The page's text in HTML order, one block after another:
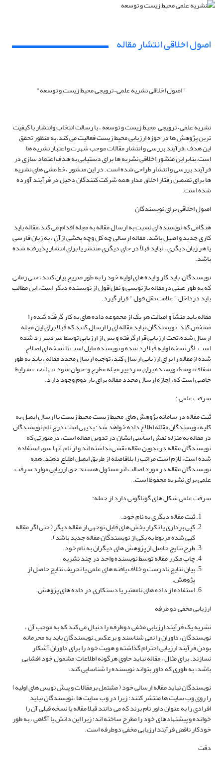
اصول اخلاقی انتشار مقاله
" اصول اخلاقی نشریه علمی – ترویجی محیط زیست و توسعه"
نشریه علمی – ترویجی محیط زیست و توسعه ، با رسالت انتخاب وانتشار با کیفیت
ترین پژوهش ها در حوزه ارزیابی محیط زیست فعالیت می کند.به منظور تحقق
این هدف ،فرآیند بررسی و انتشار مقالات موجب شهرت و اعتبار نشریه ها
است.بنابراین منشور اخلاقی نشریه ها برای دستیابی به هدف اعتماد سازی در
فرآیند بررسی و انتشار طراحی شده است. در این منشور ،خط مشی های نشریه
ها برای تضمین رفتار اخلاق مدار همه شرکت کنندگان دخیل در فرآیند آورده
شده است.
اصول اخلاقی برای نویسندگان
هنگامی که نویسنده ای نسبت به ارسال مقاله به مجله اقدام می کند،مقاله باید
کاری جدید و اصیل باشد. مقاله ارسالی چه کل وچه بخشی ازآن ، به زبان فارسی
یا هر زبان دیگری ، نباید قبلاً در جای دیگری منتشر یا برای انتشار پذیرفته شده
باشد.
نویسندگان باید کار و ایده های اولیه خود را به طور صریح بیان کنند، حتی زمانی
که به طور عینی درمقاله بازنویسی و نقل قول از نویسنده دیگر است، این مطالب
باید درداخل " علامت نقل قول " قرار گیرد.
مقاله باید منشأ و اصالت هر یک از مجموعه داده های به کار گرفته شده را
مشخص کند. نویسندگان نباید مقاله ای را ارسال کنند که قبلا برای این مجله
ارسال شده،تحت ارزیابی قرارگرفته و پس از ارزیابی توسط سردبیر رد شده
است. اگر نسخه اولیه قبلا رد شده و نویسنده مایل است تا نسخه ای اصلاح
شده ازمقاله را برای ارزیابی ارسال کند، توجیه ارسال مجدد مقاله ، باید به طور
شفاف توسط نویسنده برای سردبیر مجله مطرح و عنوان شود.تنها تحت شرایط
خاصی است که، اجازه ارسال مجدد مقاله برای بار دوم وجود دارد.
سرقت علمی :
ثبت مقاله در سامانه پژوهش های محیط زیست محیط زیست با ارسال ایمیل به
کلیه نویسندگان مقاله اطلاع داده خواهد شد؛ بدیهی است درج نام نویسندگان
در مقاله به منزله نقش اساسی ایشان در تدوین مقاله است، درصورتی که
نویسندگان مقاله در تدوین مقاله نقشی نداشته اند و از نام آنها سوء استفاده
شده است، لازم است مراتب را بلافاصله از طریق ایمیل اطلاع دهند. همه
نویسندگان مقاله در مورد اصالت اثر مسئول هستند.حق ارزیابی موارد سرقت
علمی برای نشریه محفوظ است.
سرقت علمی شکل های گوناگونی دارد از جمله:
ثبت مقاله دیگری به نام خود.
کپی برداری یا تکرار بخش های قابل توجهی از مقاله دیگر ( حتی اگر مقاله
کپی شده مربوط به یکی از نویسندگان مقاله جدید باشد).
طرح نتایج حاصل از پژوهش های دیگران به نام خود.
چاپ مکرر مقاله توسط نویسنده واحد در چند نشریه
بیان نتایج نادرست و خلاف یافته های علمی یا تحریف نتایج حاصل از
پژوهش.
استفاده از داده های نامعتبر یا دستکاری در داده های پژوهش.
ارزیابی مخفی دو طرفه
نشریه یک فرآیند ارزیابی مخفی دوطرفه را دنبال می کند که به موجب آن ،
نویسندگان، داوران را نمی شناسند و برعکس.نویسندگان باید به محرمانه
بودن فرآیند ارزیابی احترام گذاشته و هویت خود را برای داوران آشکار
نسازند. برای مثال ، مقاله نباید حاوی هرگونه اطلاعات مشمول خود افشایی
باشد، به طوری که داور بتواند نویسنده را شناسایی کند.
نویسندگان نباید مقاله ارسالی خود ( مشتمل برمقالات و پیش نویس های اولیه)
را روی وب سایت ها منتشر کنند؛ زیرا در وب سایت ها ،نویسندگان نباید
افرادی را به عنوان داور نام برند که می دانند قبلا مقاله یا نسخه قبلی آن را
خوانده و پیشنهادهای خود را مطرح ساخته اند؛ زیرا این دانش یا آگاهی ، به طور
خودکار ناقض فرآیند ارزیابی مخفی دوطرفه است.
دقت